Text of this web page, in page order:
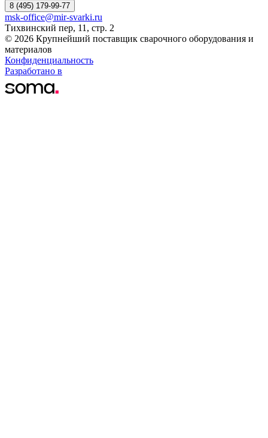
8 (495) 179-99-77
msk-office@mir-svarki.ru
Тихвинский пер, 11, стр. 2
© 2026 Крупнейший поставщик сварочного оборудования и
материалов
Конфиденциальность
Разработано в